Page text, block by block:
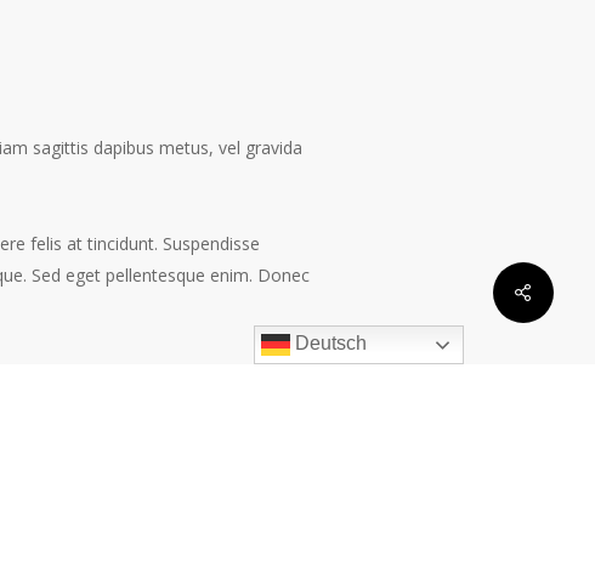
sagittis dapibus metus, vel gravida
felis at tincidunt. Suspendisse
Sed eget pellentesque enim. Donec
Share
Deutsch